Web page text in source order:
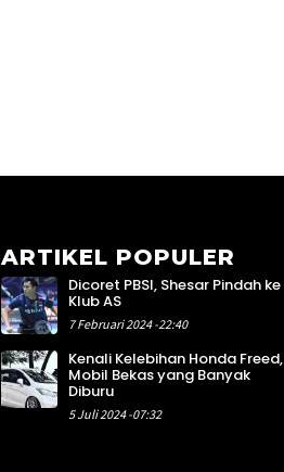
ARTIKEL POPULER
Dicoret PBSI, Shesar Pindah ke
Klub AS
7 Februari 2024 -22:40
Kenali Kelebihan Honda Freed,
Mobil Bekas yang Banyak
Diburu
5 Juli 2024 -07:32